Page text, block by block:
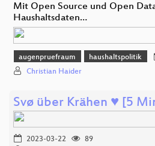
Mit Open Source und Open
Haushaltsdaten…
augenpruefraum haushaltspolitik
Christian Haider
Svø über Krähen ♥ [5
2023-03-22
89